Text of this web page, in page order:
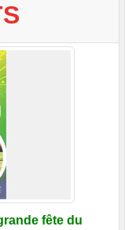
fête du